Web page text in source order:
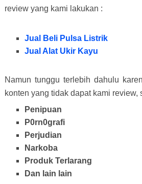
review yang kami lakukan :
Jual Beli Pulsa Listrik
Jual Alat Ukir Kayu
Namun tunggu terlebih dahulu
konten yang tidak dapat kami review,
Penipuan
P0rn0grafi
Perjudian
Narkoba
Produk Terlarang
Dan lain lain